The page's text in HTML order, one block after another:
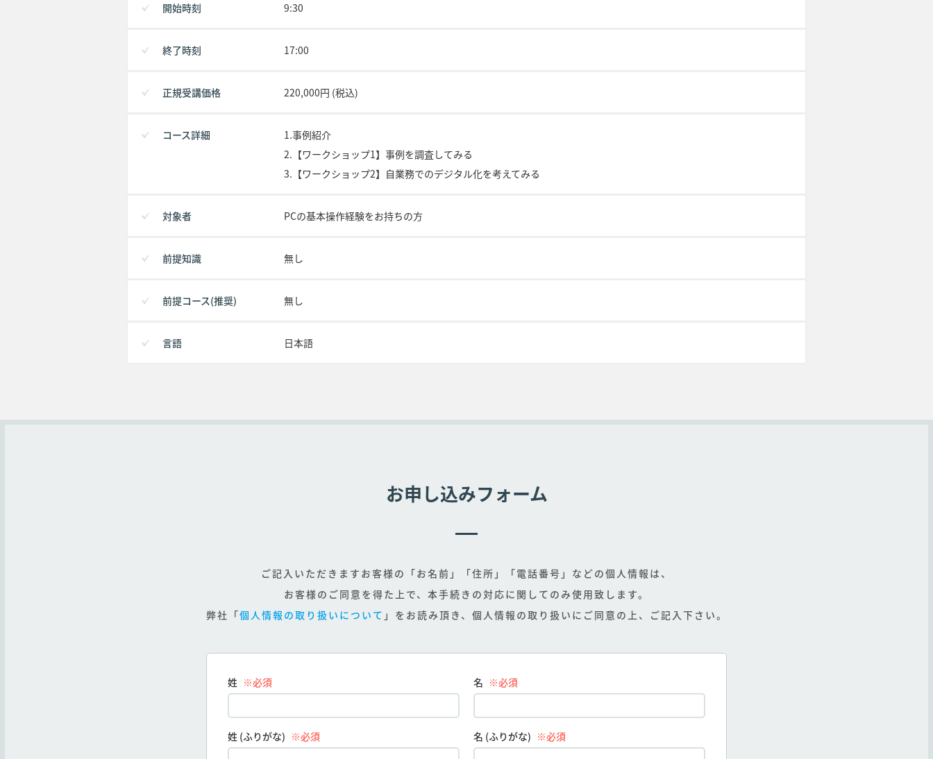
開始時刻 9:30
終了時刻 17:00
正規受講価格 220,000円 (税込)
コース詳細
1.事例紹介
2.【ワークショップ1】事例を調査してみる
3.【ワークショップ2】自業務でのデジタル化を考えてみる
対象者 PCの基本操作経験をお持ちの方
前提知識 無し
前提コース(推奨) 無し
言語 日本語
お申し込みフォーム
ご記入いただきますお客様の「お名前」「住所」「電話番号」などの個人情報は、
お客様のご同意を得た上で、本手続きの対応に関してのみ使用致します。
弊社「個人情報の取り扱いについて 」をお読み頂き、個人情報の取り扱いにご同意の上、ご記入下さい。
姓 ※必須 名 ※必須
姓 (ふりがな) ※必須 名 (ふりがな) ※必須